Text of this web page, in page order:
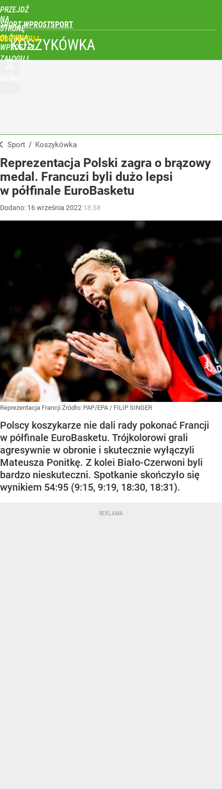
PRZEJDŹ
NA
STRONĘ
GŁÓWNĄ
WPROST.PL
SPORT WPROST
ZALOGUJ
KOSZYKÓWKA
Sport / Koszykówka
Reprezentacja Polski zagra o brązowy
medal. Francuzi byli dużo lepsi
w półfinale EuroBasketu
Dodano: 16września 2022 18:58
Reprezentacja Francji Źródło: PAP/EPA / FILIP SINGER
Polscy koszykarze nie dali rady pokonać Francji
w półfinale EuroBasketu. Trójkolorowi grali
agresywnie w obronie i skutecznie wyłączyli
Mateusza Ponitkę. Z kolei Biało-Czerwoni byli
bardzo nieskuteczni. Spotkanie skończyło się
wynikiem 54:95 (9:15, 9:19, 18:30, 18:31).